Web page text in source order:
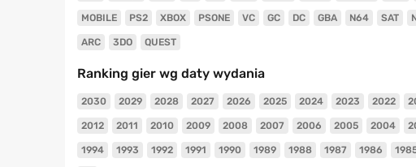
MOBILE PS2 XBOX PSONE VC GC DC GBA N64 SAT
ARC 3DO QUEST
Ranking gier wg daty wydania
2030 2029 2028 2027 2026 2025 2024 2023 2022
2012 2011 2010 2009 2008 2007 2006 2005 2004
1994 1993 1992 1991 1990 1989 1988 1987 1986